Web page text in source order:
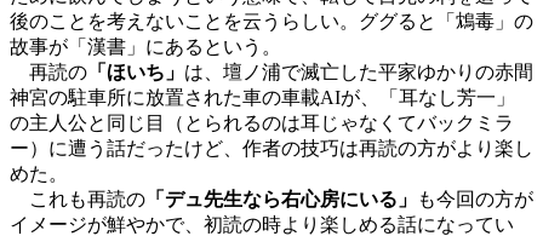
後のことを考えないことを云うらしい。ググると「鴆毒」の
故事が「漢書」にあるという。
再読の 「ほいち」 は、壇ノ浦で滅亡した平家ゆかりの赤間
神宮の駐車所に放置された車の車載AIが、「耳なし芳一」
の主人公と同じ目（とられるのは耳じゃなくてバックミラ
ー）に遭う話だったけど、作者の技巧は再読の方がより楽し
めた。
これも再読の 「デュ先生なら右心房にいる」
も今回の方が
イメージが鮮やかで、初読の時より楽しめる話になってい